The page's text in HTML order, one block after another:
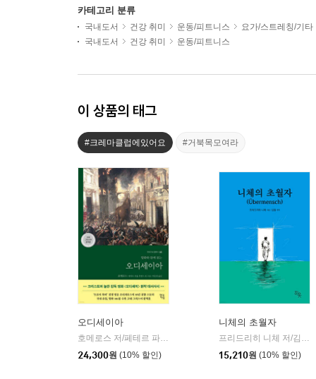
카테고리 분류
국내도서 건강 취미 운동/피트니스
요가/스트레칭/기타
국내도서
건강 취미 운동/피트니스
이 상품의 태그
#크레마클럽에있어요 #거북목모여라
오디세이아
호메로스 저/페테르 파울 루벤스 그림/박문재 역 |
현대지성
24,300원 (10% 할인)
니체의 초월자
프리드리히 니체 저/김철 편역
15,210원 (10% 할인)